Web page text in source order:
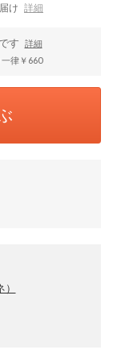
け 詳細
す
詳細
律￥660